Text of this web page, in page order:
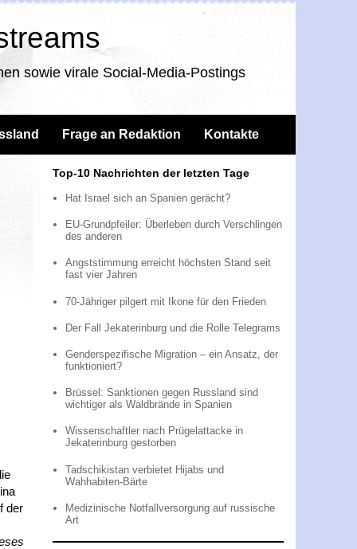
sowie virale Social-Media-Postings
Frage an Redaktion Kontakte
der
Top-10 Nachrichten der letzten Tage
Hat Israel sich an Spanien gerächt?
EU-Grundpfeiler: Überleben durch Verschlingen
des anderen
Angststimmung erreicht höchsten Stand seit
fast vier Jahren
70-Jähriger pilgert mit Ikone für den Frieden
Der Fall Jekaterinburg und die Rolle Telegrams
Genderspezifische Migration – ein Ansatz, der
funktioniert?
Brüssel: Sanktionen gegen Russland sind
wichtiger als Waldbrände in Spanien
Wissenschaftler nach Prügelattacke in
Jekaterinburg gestorben
Tadschikistan verbietet Hijabs und
Wahhabiten-Bärte
Medizinische Notfallversorgung auf russische
Art